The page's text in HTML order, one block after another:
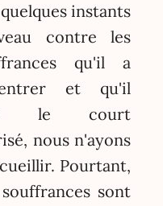
instants
contre les
qu'il a
et qu'il
le court
nous n'ayons
Pourtant,
sont